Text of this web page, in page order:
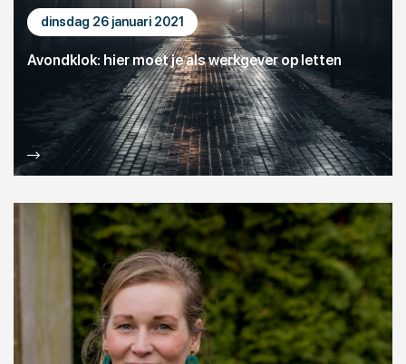
dinsdag 26 januari 2021
Avondklok: hier moet je als werkgever op letten